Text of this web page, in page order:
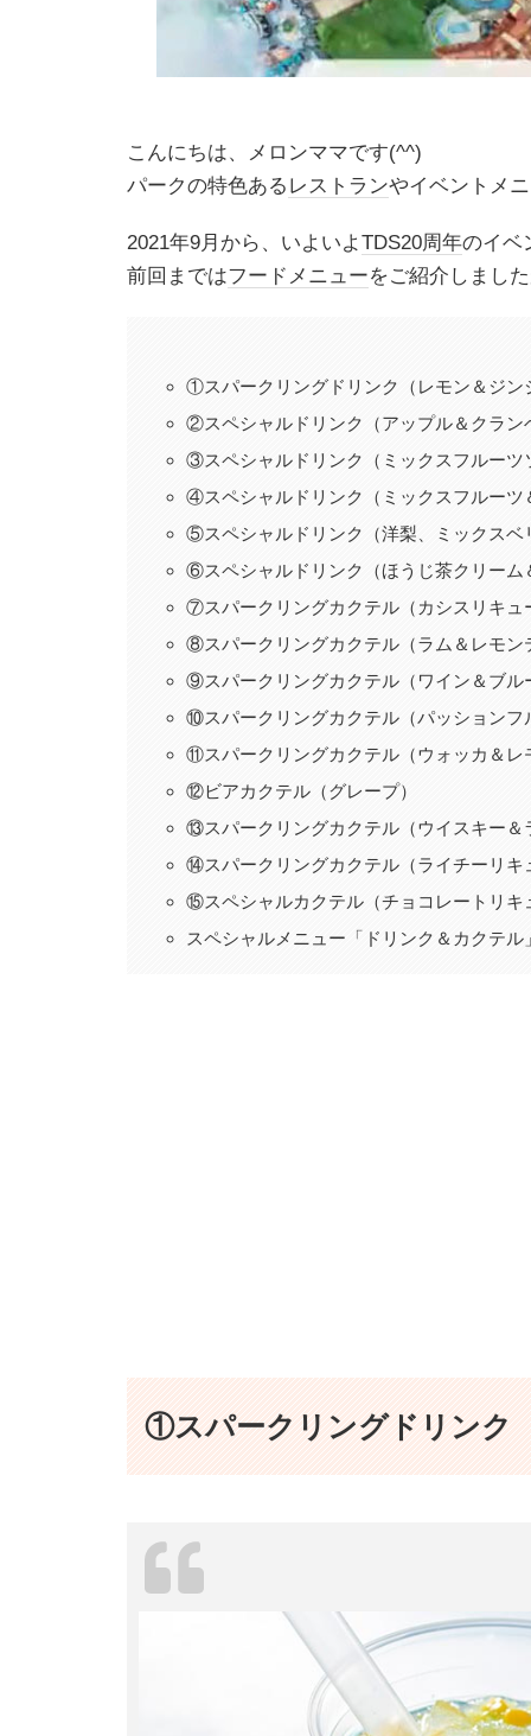
こんにちは、メロンママです(^^)
パークの特色ある レストランやイベントメ
2021年9月から、いよいよ TDS20周年のイベ
前回まではフードメニューをご紹介しまし
①スパークリングドリンク（レモン＆ジン
②スペシャルドリンク（アップル＆クラン
③スペシャルドリンク（ミックスフルーツ
④スペシャルドリンク（ミックスフルーツ
⑤スペシャルドリンク（洋梨、ミックスベ
⑥スペシャルドリンク（ほうじ茶クリーム
⑦スパークリングカクテル（カシスリキュ
⑧スパークリングカクテル（ラム＆レモン
⑨スパークリングカクテル（ワイン＆ブル
⑩スパークリングカクテル（パッションフ
⑪スパークリングカクテル（ウォッカ＆レ
⑫ビアカクテル（グレープ）
⑬スパークリングカクテル（ウイスキー＆
⑭スパークリングカクテル（ライチーリキ
⑮スペシャルカクテル（チョコレートリキ
スペシャルメニュー「ドリンク＆カクテル
①スパークリングドリンク